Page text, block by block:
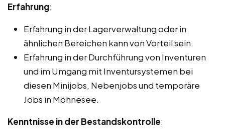
Erfahrung:
Erfahrung in der Lagerverwaltung oder in
ähnlichen Bereichen kann von Vorteil sein.
Erfahrung in der Durchführung von Inventuren
und im Umgang mit Inventursystemen bei
diesen Minijobs, Nebenjobs und temporäre
Jobs in Möhnesee.
Kenntnisse in der Bestandskontrolle: